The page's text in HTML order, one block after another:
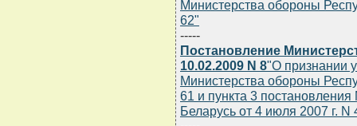
Министерства обороны
62"
-----
Постановление
10.02.2009 N 8"О признании
Министерства обороны
61 и пункта 3
Беларусь от 4 июля 2007 г. N